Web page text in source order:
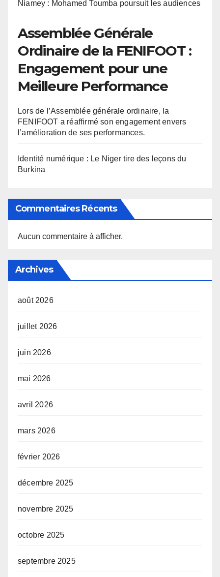
Niamey : Mohamed Toumba poursuit les audiences
Assemblée Générale
Ordinaire de la FENIFOOT :
Engagement pour une
Meilleure Performance
Lors de l’Assemblée générale ordinaire, la
FENIFOOT a réaffirmé son engagement envers
l’amélioration de ses performances.
Identité numérique : Le Niger tire des leçons du
Burkina
Commentaires Récents
Aucun commentaire à afficher.
Archives
août 2026
juillet 2026
juin 2026
mai 2026
avril 2026
mars 2026
février 2026
décembre 2025
novembre 2025
octobre 2025
septembre 2025